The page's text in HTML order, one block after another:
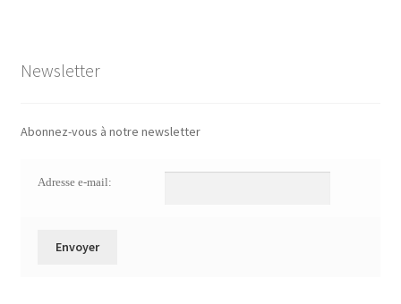
Newsletter
Abonnez-vous à notre newsletter
Adresse e-mail: